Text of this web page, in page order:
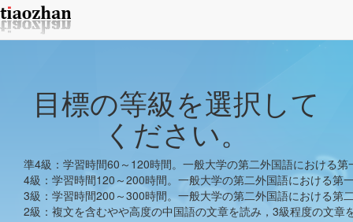
目標の等級を選択して
ください。
準4級：学習時間60～120時間。一般大学の第二外国語における
4級：学習時間120～200時間。一般大学の第二外国語における第
3級：学習時間200～300時間。一般大学の第二外国語における第
2級：複文を含むやや高度の中国語の文章を読み，3級程度の文章